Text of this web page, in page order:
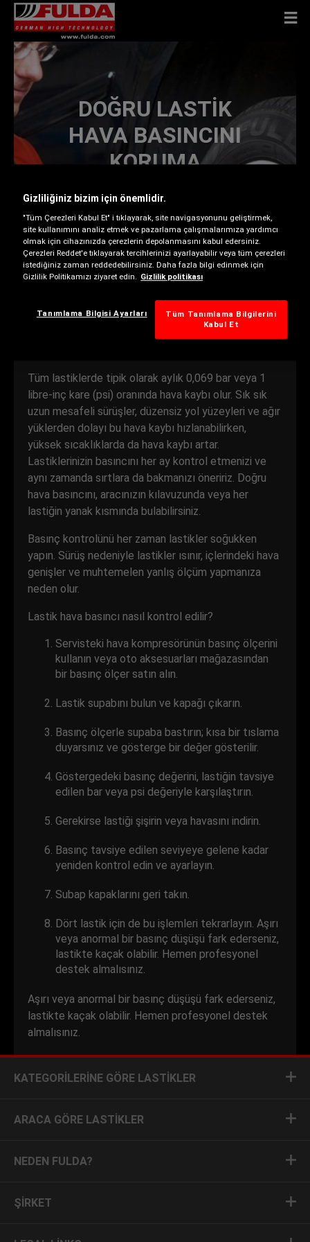
DOĞRU LASTIK
HAVA BASINCINI
KORUMA
Lastiklerinizde tavsiye edilen hava basıncını
muhafaza ederek, lastik ömrünü uzatabilir ve
optimum yol tutuşu, frenleme ve yakıt ekonomisi
elde edebilirsiniz. Lastiklerinizin basıncını düzenli
olarak kontrol etmek işte bu nedenle edinilmesi
Tüm lastiklerde tipik olarak aylık 0,069 bar veya 1
libre-inç kare (psi) oranında hava kaybı olur. Sık sık
uzun mesafeli sürüşler, düzensiz yol yüzeyleri ve ağır
yüklerden dolayı bu hava kaybı hızlanabilirken,
yüksek sıcaklıklarda da hava kaybı artar.
Lastiklerinizin basıncını her ay kontrol etmenizi ve
aynı zamanda sırtlara da bakmanızı öneririz. Doğru
hava basıncını, aracınızın kılavuzunda veya her
lastiğin yanak kısmında bulabilirsiniz.
Basınç kontrolünü her zaman lastikler soğukken
yapın. Sürüş nedeniyle lastikler ısınır, içlerindeki hava
genişler ve muhtemelen yanlış ölçüm yapmanıza
neden olur.
Lastik hava basıncı nasıl kontrol edilir?
Servisteki hava kompresörünün basınç ölçerini
kullanın veya oto aksesuarları mağazasından
bir basınç ölçer satın alın.
Lastik supabını bulun ve kapağı çıkarın.
Basınç ölçerle supaba bastırın; kısa bir tıslama
duyarsınız ve gösterge bir değer gösterilir.
Göstergedeki basınç değerini, lastiğin tavsiye
edilen bar veya psi değeriyle karşılaştırın.
Gerekirse lastiği şişirin veya havasını indirin.
Basınç tavsiye edilen seviyeye gelene kadar
yeniden kontrol edin ve ayarlayın.
Subap kapaklarını geri takın.
Dört lastik için de bu işlemleri tekrarlayın. Aşırı
veya anormal bir basınç düşüşü fark ederseniz,
lastikte kaçak olabilir. Hemen profesyonel
destek almalısınız.
Aşırı veya anormal bir basınç düşüşü fark ederseniz,
lastikte kaçak olabilir. Hemen profesyonel destek
almalısınız.
KATEGORILERINE GÖRE LASTIKLER
ARACA GÖRE LASTIKLER
NEDEN FULDA?
ŞIRKET
Gizliliğiniz bizim için önemlidir.
"Tüm Çerezleri Kabul Et" i tıklayarak, site navigasyonunu geliştirmek,
site kullanımını analiz etmek ve pazarlama çalışmalarımıza yardımcı
olmak için cihazınızda çerezlerin depolanmasını kabul edersiniz.
Çerezleri Reddet'e tıklayarak tercihlerinizi ayarlayabilir veya tüm çerezleri
istediğiniz zaman reddedebilirsiniz. Daha fazla bilgi edinmek için
Gizlilik Politikamızı ziyaret edin. Gizlilik politikası
Tanımlama Bilgisi Ayarları
Tüm Tanımlama Bilgilerini
Kabul Et